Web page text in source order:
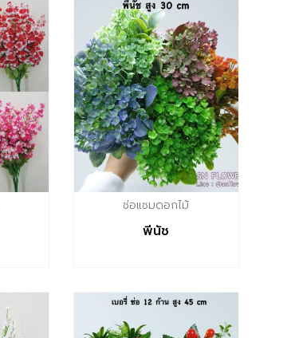
ช่อแซมดอกไม้
พีนัช